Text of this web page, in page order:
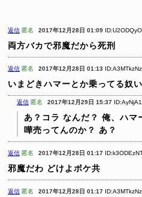
返信 匿名 2017年12月28日 01:09
両方バカで邪魔だから死刑
返信 匿名 2017年12月28日 01:13
いまどきハマーとか乗ってる奴
返信 匿名 2017年12月29日 15:37
あ？コラ なんだ？ 俺、ハマ
嘩売ってんのか？ あ？
返信 匿名 2017年12月28日 01:17
邪魔だわ どけよボケ共
返信 匿名 2017年12月28日 01:17